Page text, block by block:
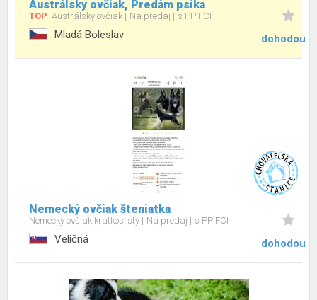
Austrálsky ovčiak, Predám psíka
TOP Austrálsky ovčiak Na predaj s PP FCI
Mladá Boleslav dohodou
Nemecký ovčiak šteniatka
Nemecký ovčiak krátkosrstý Na predaj s PP FCI
Veličná dohodou